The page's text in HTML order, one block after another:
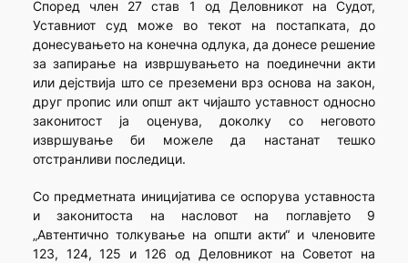
Според член 27 став 1 од Деловникот на Судот,
Уставниот суд може во текот на постапката, до
донесувањето на конечна одлука, да донесе решение
за запирање на извршувањето на поединечни акти
или дејствија што се преземени врз основа на закон,
друг пропис или општ акт чијашто уставност односно
законитост ја оценува, доколку со неговото
извршување би можеле да настанат тешко
отстранливи последици.
Со предметната иницијатива се оспорува уставноста
и законитоста на насловот на поглавјето 9
„Автентично толкување на општи акти“ и членовите
123, 124, 125 и 126 од Деловникот на Советот на